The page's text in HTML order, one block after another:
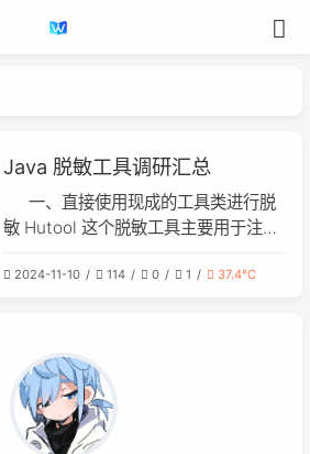
Java 脱敏工具调研汇总
一、直接使用现成的工具类进行脱
敏 Hutool 这个脱敏工具主要用于注释
法中，并不能实现自动识别文本中需要
2024-11-10 114 0 1 37.4℃